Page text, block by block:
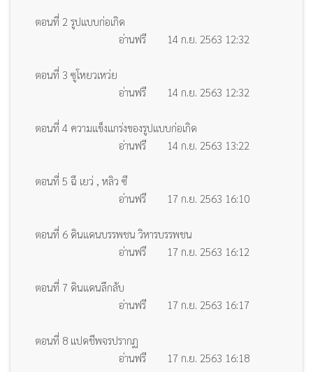
ตอนที่ 2 รูปแบบก่อเกิด
อ่านฟรี
14 ก.ย. 2563 12:32
ตอนที่ 3 ซูโหยวเหว่ย
อ่านฟรี
14 ก.ย. 2563 12:32
ตอนที่ 4 ความแข็งแกร่งของรูปแบบก่อเกิด
อ่านฟรี
14 ก.ย. 2563 13:22
ตอนที่ 5 ฉี เยว่ , หลิว ซี
อ่านฟรี
17 ก.ย. 2563 16:10
ตอนที่ 6 ดินแดนบรรพชน วิหารบรรพชน
อ่านฟรี
17 ก.ย. 2563 16:12
ตอนที่ 7 ดินแดนลึกลับ
อ่านฟรี
17 ก.ย. 2563 16:17
ตอนที่ 8 แปดชีพจรปรากฏ
อ่านฟรี
17 ก.ย. 2563 16:18